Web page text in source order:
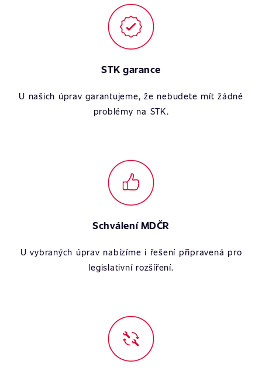
STK garance
U našich úprav garantujeme, že nebudete mít žádné
problémy na STK.
Schválení MDČR
U vybraných úprav nabízíme i řešení připravená pro
legislativní rozšíření.